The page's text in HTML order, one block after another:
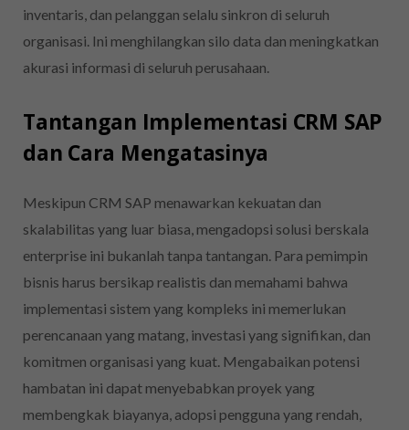
inventaris, dan pelanggan selalu sinkron di seluruh
organisasi. Ini menghilangkan silo data dan meningkatkan
akurasi informasi di seluruh perusahaan.
Tantangan Implementasi CRM SAP
dan Cara Mengatasinya
Meskipun CRM SAP menawarkan kekuatan dan
skalabilitas yang luar biasa, mengadopsi solusi berskala
enterprise ini bukanlah tanpa tantangan. Para pemimpin
bisnis harus bersikap realistis dan memahami bahwa
implementasi sistem yang kompleks ini memerlukan
perencanaan yang matang, investasi yang signifikan, dan
komitmen organisasi yang kuat. Mengabaikan potensi
hambatan ini dapat menyebabkan proyek yang
membengkak biayanya, adopsi pengguna yang rendah,